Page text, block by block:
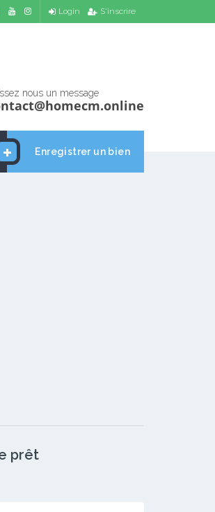
Login S'inscrire
nous un message
Enregistrer un bien
prêt